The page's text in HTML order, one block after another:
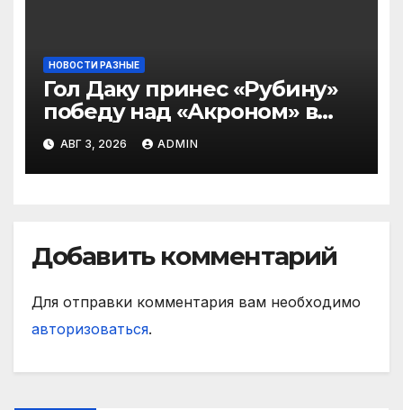
НОВОСТИ РАЗНЫЕ
Гол Даку принес «Рубину»
победу над «Акроном» в
матче РПЛ
АВГ 3, 2026 ADMIN
Добавить комментарий
Для отправки комментария вам необходимо
авторизоваться.